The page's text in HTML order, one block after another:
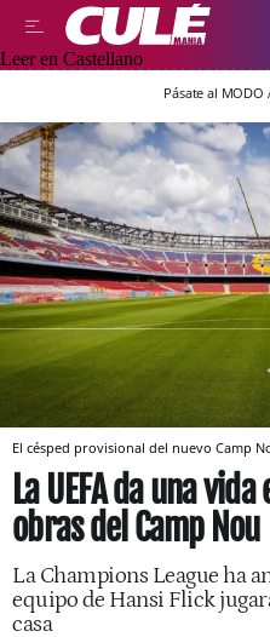
Leer en Castellano
Pásate al MODO
El césped provisional del nuevo Camp
La UEFA da una
obras del Camp Nou
La Champions League ha
equipo de Hansi Flick
casa